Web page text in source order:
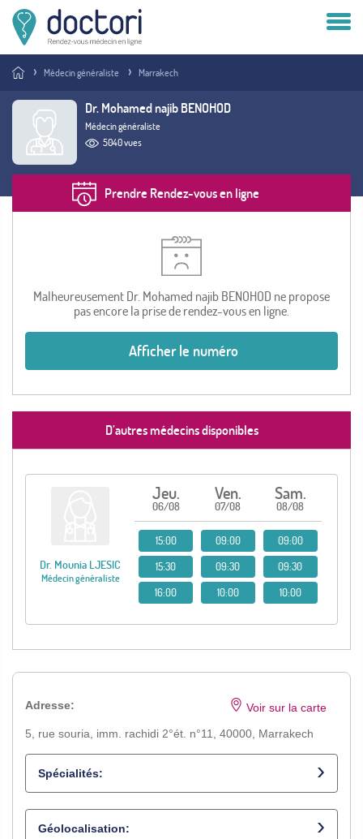
Compte médecin
Vous êtes médecin ?
Médecin généraliste Marrakech
Dr. Mohamed najib BENOHOD
Médecin généraliste
5040 vues
Prendre Rendez-vous en ligne
Malheureusement Dr. Mohamed najib BENOHOD ne propose
pas encore la prise de rendez-vous en ligne.
Afficher le numéro
D’autres médecins disponibles
Dr. Mounia LJESIC
Médecin généraliste
Jeu.
06/08
Ven.
07/08
Sam.
08/08
15:00
15:30
16:00
09:00
09:30
10:00
09:00
09:30
10:00
Adresse:
5, rue souria, imm. rachidi 2°ét. n°11, 40000, Marrakech
Voir sur la carte
Spécialités:
Médecin généraliste
Géolocalisation: